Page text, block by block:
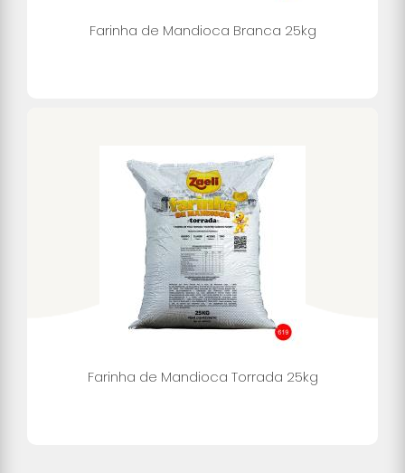
Farinha de Mandioca Branca 25kg
Farinha de Mandioca Torrada 25kg